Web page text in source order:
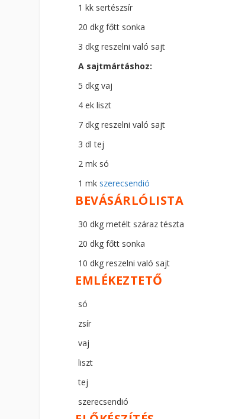
1 kk sertészsír
20 dkg főtt sonka
3 dkg reszelni való sajt
A sajtmártáshoz:
5 dkg vaj
4 ek liszt
7 dkg reszelni való sajt
3 dl tej
2 mk só
1 mk szerecsendió
BEVÁSÁRLÓLISTA
30 dkg metélt száraz tészta
20 dkg főtt sonka
10 dkg reszelni való sajt
EMLÉKEZTETŐ
só
zsír
vaj
liszt
tej
szerecsendió